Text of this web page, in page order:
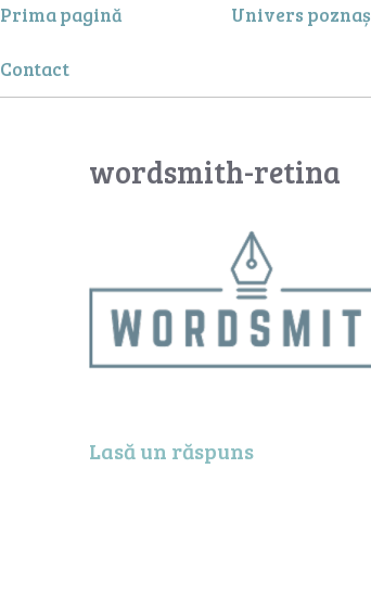
Prima pagină Univers poznaș
Contact
wordsmith-retina
Lasă un răspuns